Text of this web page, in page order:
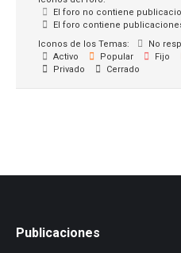
El foro no contiene
El foro contiene
Iconos de los Temas:
No
Activo
Popular Fijo
Privado
Cerrado
Publicaciones